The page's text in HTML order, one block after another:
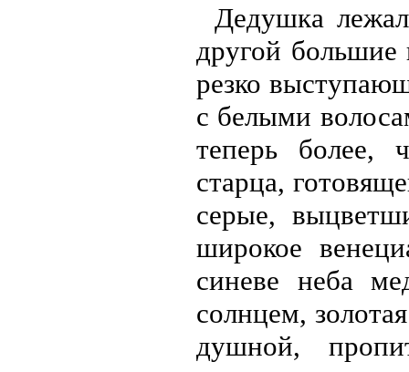
Дедушка
другой большие
резко
с белыми
теперь более,
старца,
серые,
широкое
синеве неба
солнцем,
душной,